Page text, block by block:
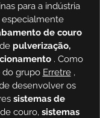
para a indústria
de couro
pulverização,
. Como
do grupo Erretre,
desenvolver os
sistemas de
de couro, sistemas